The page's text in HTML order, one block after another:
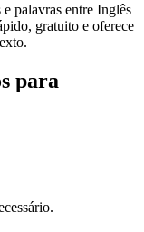
palavras entre Inglês
gratuito e oferece
para